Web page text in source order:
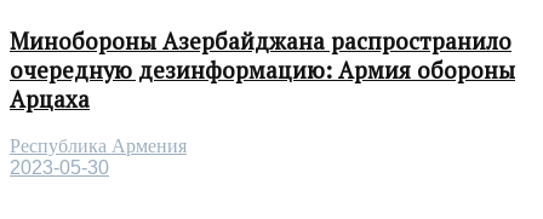
Минобороны Азербайджана распространило
очередную дезинформацию: Армия обороны
Арцаха
Республика Армения
2023-05-30